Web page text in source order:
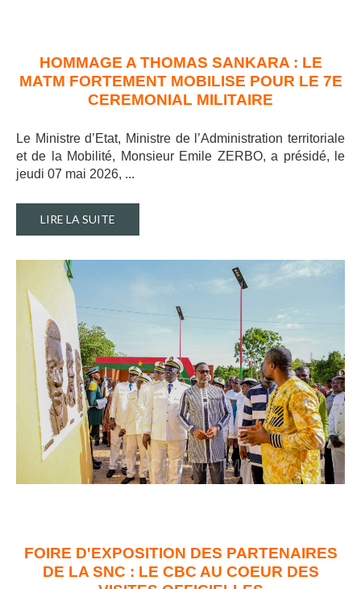
HOMMAGE A THOMAS SANKARA : LE
MATM FORTEMENT MOBILISE POUR LE 7E
CEREMONIAL MILITAIRE
Le Ministre d’Etat, Ministre de l’Administration territoriale
et de la Mobilité, Monsieur Emile ZERBO, a présidé, le
jeudi 07 mai 2026, ...
LIRE LA SUITE
FOIRE D'EXPOSITION DES PARTENAIRES
DE LA SNC : LE CBC AU COEUR DES